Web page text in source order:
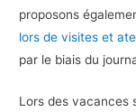
proposons
lors de visites et
par le biais du
Lors des vacances